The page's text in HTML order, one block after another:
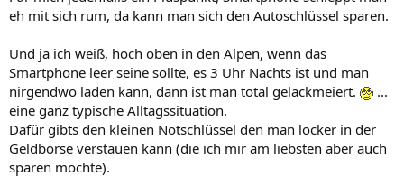
eh mit sich rum, da kann man sich den Autoschlüssel sparen.
Und ja ich weiß, hoch oben in den Alpen, wenn das
Smartphone leer seine sollte, es 3 Uhr Nachts ist und man
nirgendwo laden kann, dann ist man total gelackmeiert.
...
eine ganz typische Alltagssituation.
Dafür gibts den kleinen Notschlüssel den man locker in der
Geldbörse verstauen kann (die ich mir am liebsten aber auch
sparen möchte).